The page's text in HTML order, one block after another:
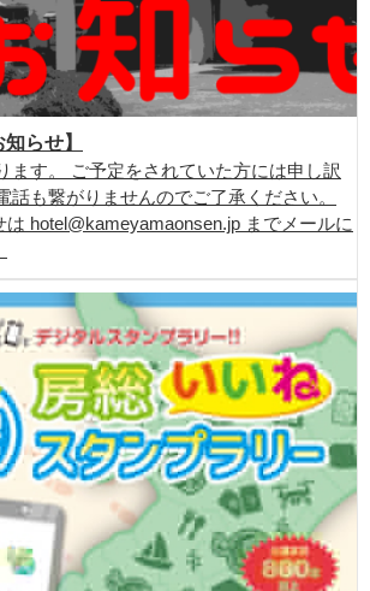
らせ】
ます。 ご予定をされていた方には申し訳
話も繋がりませんのでご了承ください。
hotel@kameyamaonsen.jp までメールに